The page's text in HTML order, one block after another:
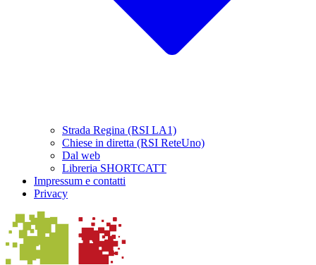
Strada Regina (RSI LA1)
Chiese in diretta (RSI ReteUno)
Dal web
Libreria SHORTCATT
Impressum e contatti
Privacy